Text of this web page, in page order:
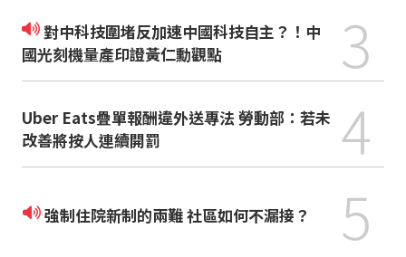
對中科技圍堵反加速中國科技自主？！中
國光刻機量產印證黃仁勳觀點
3
Uber Eats疊單報酬違外送專法 勞動部：若未
改善將按人連續開罰
4
強制住院新制的兩難 社區如何不漏接？ 5